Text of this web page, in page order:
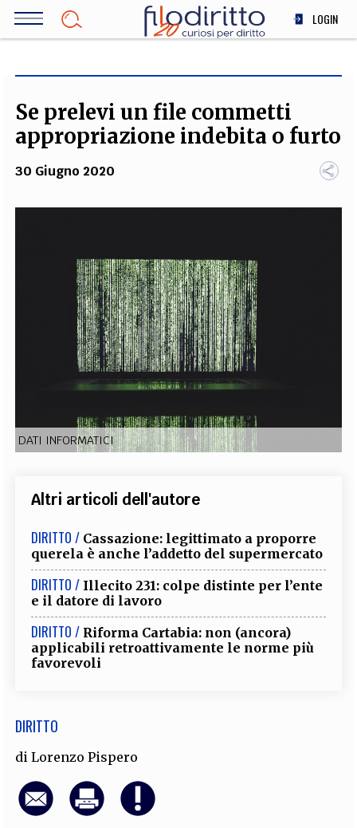
Salta
LOGIN
SOCIETÀ
MEDICINA
TEAM
REDAZIONE COMITATO SCIENTIFICO AUTORI
FOTOGRAFI PARTNER COLLABORA CON NOI
EXTRA
SOCIAL MEDIA
Se prelevi un file commetti
appropriazione indebita o furto
30 Giugno 2020
DATI INFORMATICI
Altri articoli dell'autore
DIRITTO / Cassazione: legittimato a proporre
querela è anche l’addetto del supermercato
DIRITTO / Illecito 231: colpe distinte per l’ente
e il datore di lavoro
DIRITTO / Riforma Cartabia: non (ancora)
applicabili retroattivamente le norme più
favorevoli
DIRITTO
diLorenzo Pispero